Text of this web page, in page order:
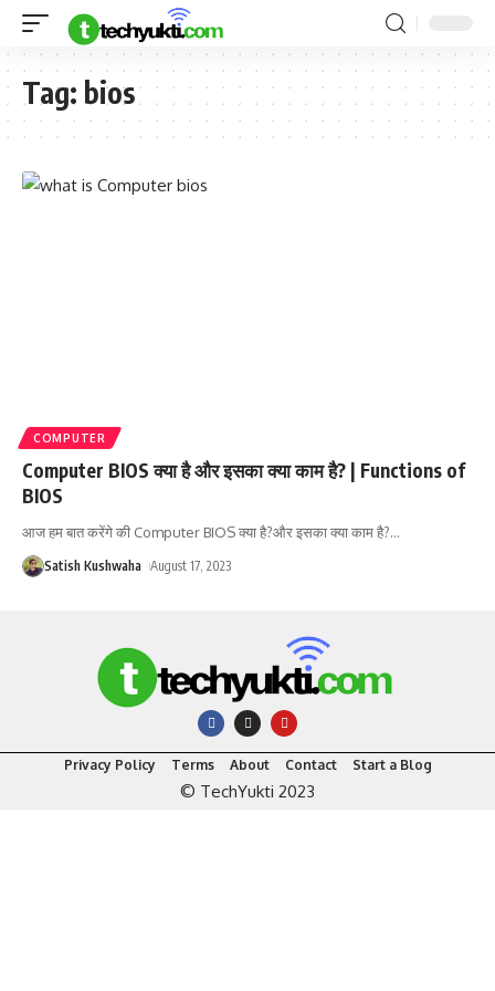
Tag: bios
COMPUTER
Computer BIOS क्या है और इसका क्या काम है? | Functions of
BIOS
आज हम बात करेंगे की Computer BIOS क्या है?और इसका क्या काम है?…
Satish Kushwaha August 17, 2023
Privacy Policy Terms About Contact Start a Blog
© TechYukti 2023